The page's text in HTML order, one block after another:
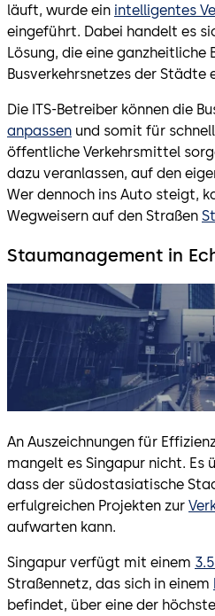
läuft, wurde ein intelligentes
eingeführt. Dabei handelt es
Lösung, die eine ganzheitliche
Busverkehrsnetzes der Städte
Die ITS-Betreiber können die
anpassen und somit für
öffentliche Verkehrsmittel
dazu veranlassen, auf den
Wer dennoch ins Auto steigt,
Wegweisern auf den Straßen
Staumanagement in
An Auszeichnungen für
mangelt es Singapur nicht. Es
dass der südostasiatische
erfulgreichen Projekten zur
aufwarten kann.
Singapur verfügt mit einem
Straßennetz, das sich in einem
befindet, über eine der